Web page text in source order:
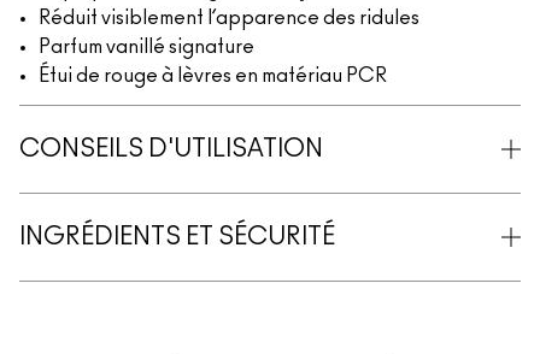
Réduit visiblement l’apparence des ridules
Parfum vanillé signature
Étui de rouge à lèvres en matériau PCR
CONSEILS D'UTILISATION
INGRÉDIENTS ET SÉCURITÉ